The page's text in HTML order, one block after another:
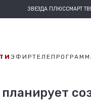
ЗВЕЗДА ПЛЮССМАРТ ТВ
ЭФИР